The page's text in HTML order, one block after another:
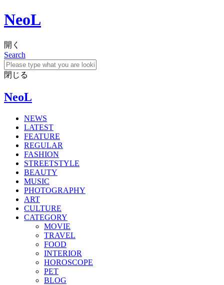
NeoL
開く
Search
閉じる
NeoL
NEWS
LATEST
FEATURE
REGULAR
FASHION
STREETSTYLE
BEAUTY
MUSIC
PHOTOGRAPHY
ART
CULTURE
CATEGORY
MOVIE
TRAVEL
FOOD
INTERIOR
HOROSCOPE
PET
BLOG